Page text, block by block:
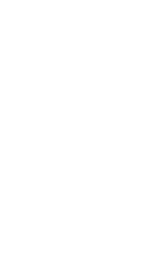
POUR LE CORPS TOUCH